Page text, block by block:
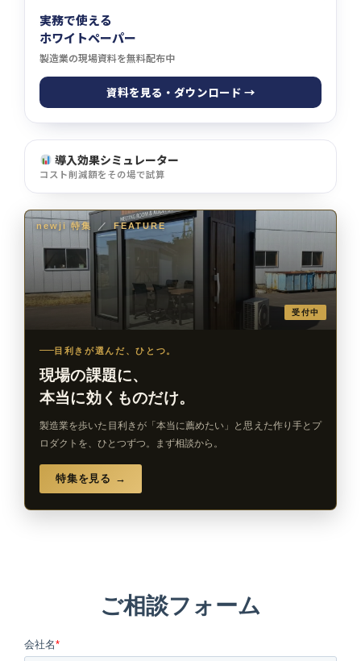
実務で使える
ホワイトペーパー
製造業の現場資料を無料配布中
資料を見る・ダウンロード →
導入効果シミュレーター
コスト削減額をその場で試算
newji 特集 ／ FEATURE
受付中
目利きが選んだ、ひとつ。
現場の課題に、
本当に効くものだけ。
製造業を歩いた目利きが「本当に薦めたい」と思えた作り手とプ
ロダクトを、ひとつずつ。まず相談から。
特集を見る →